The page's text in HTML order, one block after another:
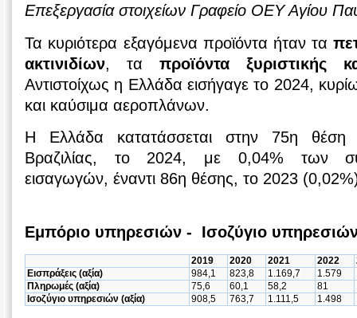
Επεξεργασία στοιχείων Γραφείο ΟΕΥ Αγίου
Τα κυριότερα εξαγόμενα προϊόντα ήταν τα
ακτινιδίων, ταπροϊόντα ξυριστικής
Αντιστοίχως η Ελλάδα εισήγαγε το 2024,
και καύσιμα αεροπλάνων.
Η Ελλάδα κατατάσσεται στην 75η
Βραζιλίας, το 2024, με 0,04% των
εισαγωγών, έναντι 86η θέσης, το 2023
Εμπόριο υπηρεσιών - Ισοζύγιο
2019 2020 2021 2022
Εισπράξεις (αξία)
984,1 823,8 1.169,7 1.579
Πληρωμές (αξία)
75,6 60,1 58,2 81
Ισοζύγιο υπηρεσιών (αξία)
908,5 763,7 1.111,5 1.498